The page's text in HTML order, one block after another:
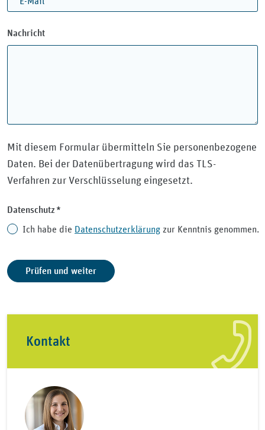
Nachricht
Mit diesem Formular übermitteln Sie personenbezogene
Daten. Bei der Datenübertragung wird das TLS-
Verfahren zur Verschlüsselung eingesetzt.
Datenschutz*
Ich habe die Datenschutzerklärung zur Kenntnis genommen.
Kontakt